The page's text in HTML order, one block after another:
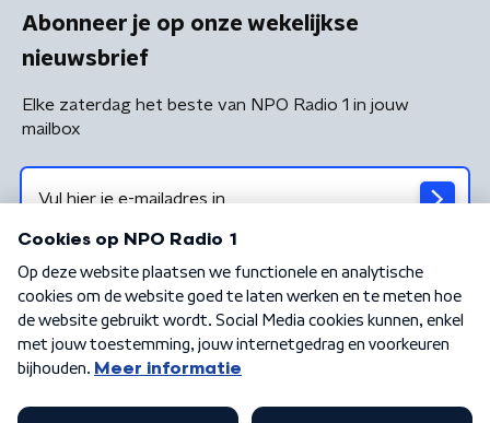
Abonneer je op onze wekelijkse
nieuwsbrief
Elke zaterdag het beste van NPO Radio 1 in jouw
mailbox
Algemene voorwaarden